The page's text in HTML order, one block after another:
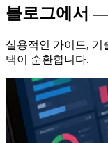
블로그에서
실용적인 가이드, 기
택이 순환합니다.